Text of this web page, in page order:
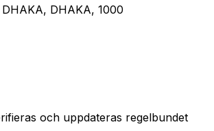
DHAKA, 1000
och uppdateras regelbundet